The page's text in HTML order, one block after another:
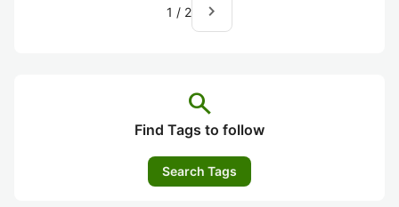
1 / 2 navigate_next
search
Find Tags to follow
Search Tags